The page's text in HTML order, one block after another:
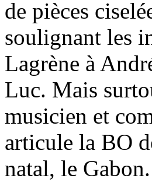
de pièces
soulignant les
Lagrène à
Luc. Mais
musicien et
articule la BO
natal, le Gabon.